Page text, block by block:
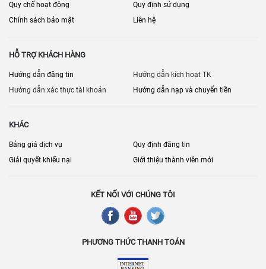
Pháp lý xây dựng/hoàn công (nếu có)
Đường vào, chỗ để xe
Nội quy, quản lý vận hành
Kế hoạch sửa chữa nâng cấp
Biên Hòa
Quy chế hoạt động
Quy định sử dụng
Chính sách bảo mật
Liên hệ
HỖ TRỢ KHÁCH HÀNG
Hướng dẫn đăng tin
Hướng dẫn kích hoạt TK
Hướng dẫn xác thực tài khoản
Hướng dẫn nạp và chuyển tiền
KHÁC
Bảng giá dịch vụ
Quy định đăng tin
Giải quyết khiếu nại
Giới thiệu thành viên mới
KẾT NỐI VỚI CHÚNG TÔI
PHƯƠNG THỨC THANH TOÁN